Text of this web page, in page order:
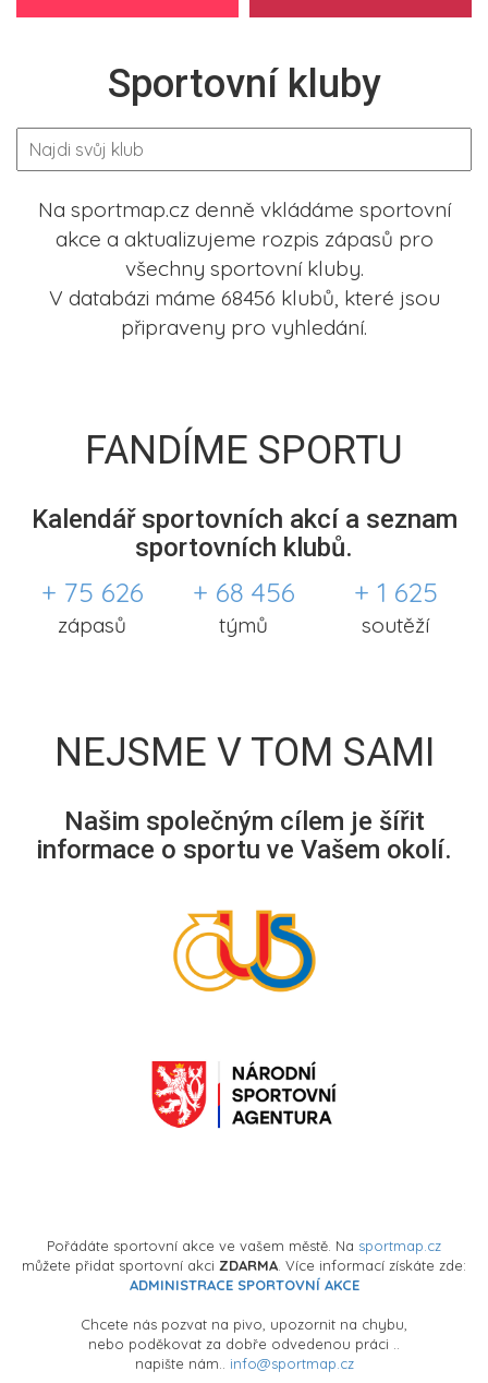
Sportovní kluby
Na sportmap.cz denně vkládáme sportovní
akce a aktualizujeme rozpis zápasů pro
všechny sportovní kluby.
V databázi máme 68456 klubů, které jsou
připraveny pro vyhledání.
FANDÍME SPORTU
Kalendář sportovních akcí a seznam
sportovních klubů.
+ 75 626
zápasů
+ 68 456
týmů
+ 1 625
soutěží
NEJSME V TOM SAMI
Našim společným cílem je šířit
informace o sportu ve Vašem okolí.
Pořádáte sportovní akce ve vašem městě. Na sportmap.cz
můžete přidat sportovní akci ZDARMA . Více informací získáte zde:
ADMINISTRACE SPORTOVNÍ AKCE
Chcete nás pozvat na pivo, upozornit na chybu,
nebo poděkovat za dobře odvedenou práci ..
napište nám.. info@sportmap.cz